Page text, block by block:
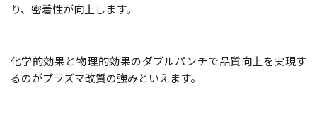
り、密着性が向上します。
化学的効果と物理的効果のダブルパンチで品質向上を実現す
るのがプラズマ改質の強みといえます。